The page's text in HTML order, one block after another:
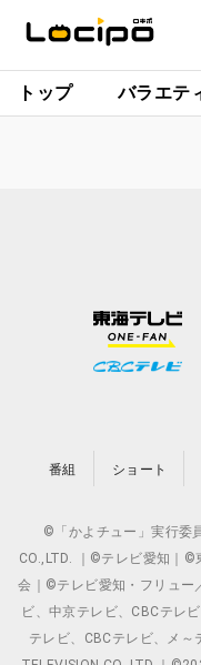
トップ バラエテ
番組 ショート
©「かよチュー」実行委
CO.,LTD. ｜©テレビ愛知｜
会｜©テレビ愛知・フリュ
ビ、中京テレビ、CBCテレ
テレビ、CBCテレビ、メ